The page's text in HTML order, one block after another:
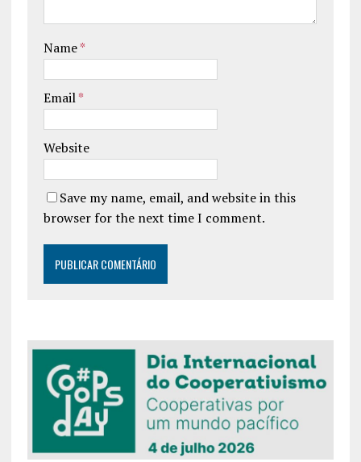
Name*
Email*
Website
Save my name, email, and website in this
browser for the next time I comment.